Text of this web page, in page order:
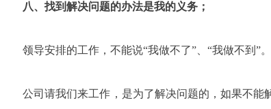
八、找到解决问题的办法是我的义务；
领导安排的工作，不能说“我做不了”、“我做不到”。
公司请我们来工作，是为了解决问题的，如果不能